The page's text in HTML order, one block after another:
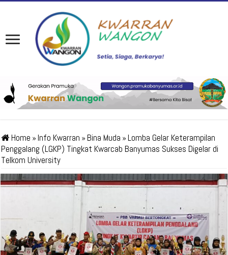
Home »Info Kwarran »Bina Muda »Lomba Gelar Keterampilan
Penggalang (LGKP) Tingkat Kwarcab Banyumas Sukses Digelar di
Telkom University